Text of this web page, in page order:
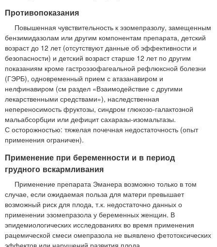
Противопоказания
Повышенная чувствительность к эзомепразолу, замещенным
бензимидазолам или другим компонентам препарата, детский
возраст до 12 лет (отсутствуют данные об эффективности и
безопасности) и детский возраст старше 12 лет по другим
показаниям кроме гастроэзофагеальной рефлюксной болезни
(ГЭРБ), одновременный прием с атазанавиром и
нелфинавиром (см раздел «Взаимодействие с другими
лекарственными средствами»), наследственная
непереносимость фруктозы, синдром глюкозо-галактозной
мальабсорбции или дефицит сахаразы-изомальтазы.
С осторожностью: тяжелая почечная недостаточность (опыт
применения ограничен).
Применение при беременности и в период
грудного вскармливания
Применение препарата Эманера возможно только в том
случае, если ожидаемая польза для матери превышает
возможный риск для плода, т.к. недостаточно данных о
применении эзомепразола у беременных женщин. В
эпидемиологических исследованиях во время применения
рацемической смеси омепразола не выявлено фетотоксических